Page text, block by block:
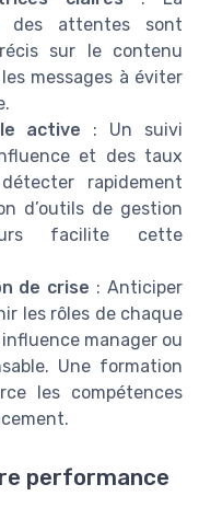
des attentes sont
sur le contenu
messages à éviter
active : Un suivi
et des taux
rapidement
d’outils de gestion
facilite cette
de crise : Anticiper
les rôles de chaque
manager ou
Une formation
les compétences
performance